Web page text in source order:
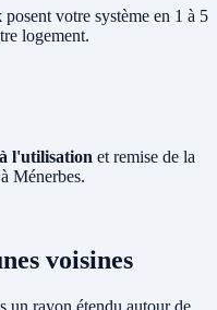
posent votre système en 1 à 5
logement.
l'utilisation et remise de la
Ménerbes.
voisines